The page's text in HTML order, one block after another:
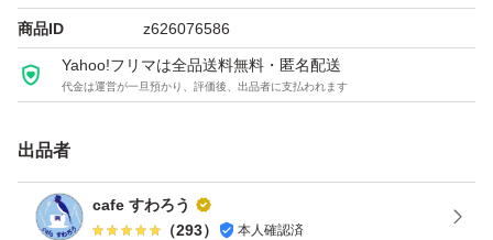
商品ID z626076586
Yahoo!フリマは全品送料無料・匿名配送
代金は運営が一旦預かり、評価後、出品者に支払われます
出品者
cafe すわろう
（293） 本人確認済